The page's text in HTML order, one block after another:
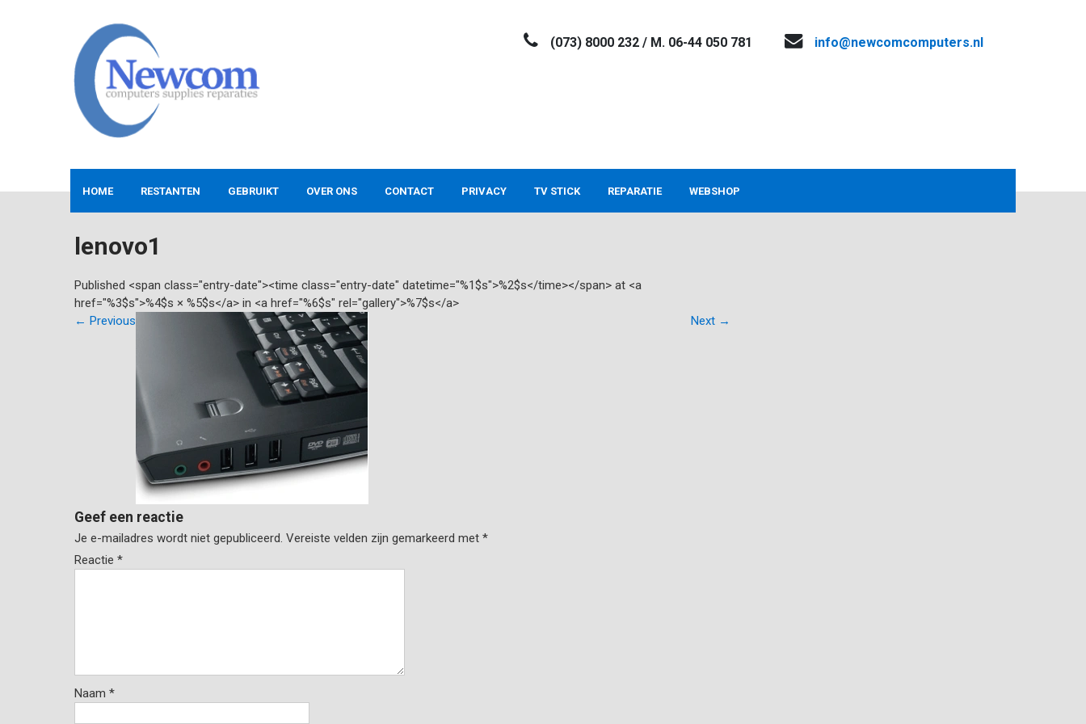
NEWCOM
(073) 8000 232 / M. 06-44 050 781 info@newcomcomputers.nl
HOME RESTANTEN GEBRUIKT OVER ONS CONTACT PRIVACY TV STICK REPARATIE WEBSHOP
lenovo1
Published <span class="entry-date"><time class="entry-date" datetime="%1$s">%2$s</time></span> at <a
href="%3$s">%4$s × %5$s</a> in <a href="%6$s" rel="gallery">%7$s</a>
← Previous Next →
Geef een reactie
Je e-mailadres wordt niet gepubliceerd. Vereiste velden zijn gemarkeerd met *
Reactie *
Naam *